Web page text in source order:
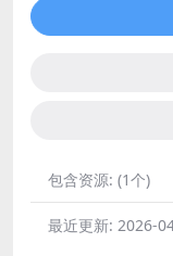
包含资源: (1个)
最近更新: 2026-